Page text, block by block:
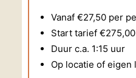
Vanaf €27,50 per
Start tarief
Duur c.a. 1:15 uur
Op locatie of eigen